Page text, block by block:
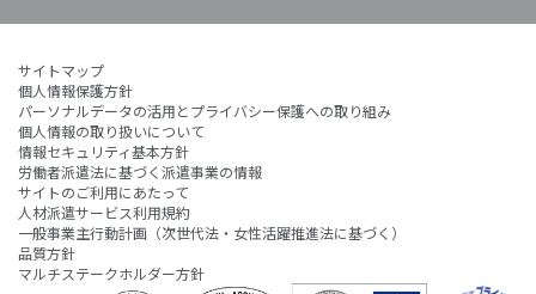
サイトマップ
個人情報保護方針
パーソナルデータの活用とプライバシー保護への取り組み
個人情報の取り扱いについて
情報セキュリティ基本方針
労働者派遣法に基づく派遣事業の情報
サイトのご利用にあたって
人材派遣サービス利用規約
一般事業主行動計画（次世代法・女性活躍推進法に基づく）
品質方針
マルチステークホルダー方針